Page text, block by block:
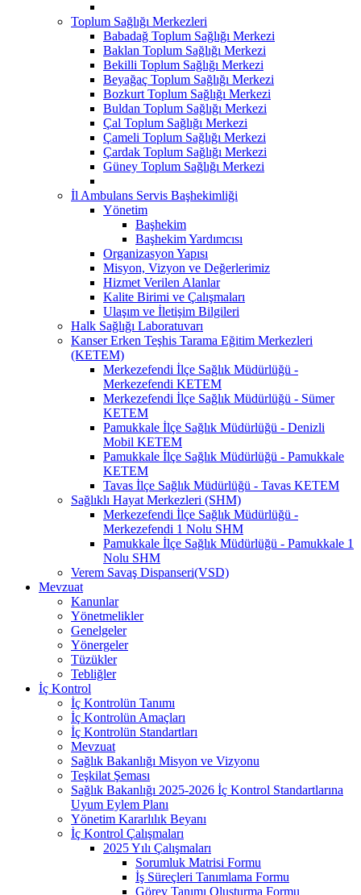
Toplum Sağlığı Merkezleri
Babadağ Toplum Sağlığı Merkezi
Baklan Toplum Sağlığı Merkezi
Bekilli Toplum Sağlığı Merkezi
Beyağaç Toplum Sağlığı Merkezi
Bozkurt Toplum Sağlığı Merkezi
Buldan Toplum Sağlığı Merkezi
Çal Toplum Sağlığı Merkezi
Çameli Toplum Sağlığı Merkezi
Çardak Toplum Sağlığı Merkezi
Güney Toplum Sağlığı Merkezi
İl Ambulans Servis Başhekimliği
Yönetim
Başhekim
Başhekim Yardımcısı
Organizasyon Yapısı
Misyon, Vizyon ve Değerlerimiz
Hizmet Verilen Alanlar
Kalite Birimi ve Çalışmaları
Ulaşım ve İletişim Bilgileri
Halk Sağlığı Laboratuvarı
Kanser Erken Teşhis Tarama Eğitim Merkezleri
(KETEM)
Merkezefendi İlçe Sağlık Müdürlüğü -
Merkezefendi KETEM
Merkezefendi İlçe Sağlık Müdürlüğü - Sümer
KETEM
Pamukkale İlçe Sağlık Müdürlüğü - Denizli
Mobil KETEM
Pamukkale İlçe Sağlık Müdürlüğü - Pamukkale
KETEM
Tavas İlçe Sağlık Müdürlüğü - Tavas KETEM
Sağlıklı Hayat Merkezleri (SHM)
Merkezefendi İlçe Sağlık Müdürlüğü -
Merkezefendi 1 Nolu SHM
Pamukkale İlçe Sağlık Müdürlüğü - Pamukkale 1
Nolu SHM
Verem Savaş Dispanseri(VSD)
Mevzuat
Kanunlar
Yönetmelikler
Genelgeler
Yönergeler
Tüzükler
Tebliğler
İç Kontrol
İç Kontrolün Tanımı
İç Kontrolün Amaçları
İç Kontrolün Standartları
Mevzuat
Sağlık Bakanlığı Misyon ve Vizyonu
Teşkilat Şeması
Sağlık Bakanlığı 2025-2026 İç Kontrol Standartlarına
Uyum Eylem Planı
Yönetim Kararlılık Beyanı
İç Kontrol Çalışmaları
2025 Yılı Çalışmaları
Sorumluk Matrisi Formu
İş Süreçleri Tanımlama Formu
Görev Tanımı Oluşturma Formu